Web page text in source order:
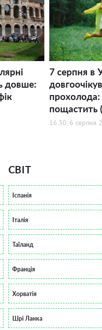
довше:
7 серпня в
пощастить
16:30, 6 серпня
СВІТ
Іспанія
Італія
Таїланд
Франція
Хорватія
Шрі Ланка